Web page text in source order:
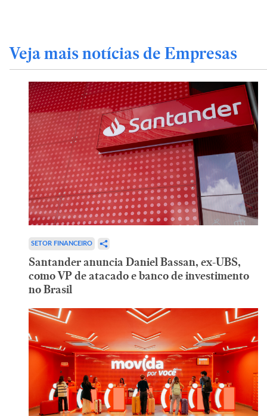
Veja mais notícias de Empresas
SETOR FINANCEIRO
Santander anuncia Daniel Bassan, ex-UBS,
como VP de atacado e banco de investimento
no Brasil